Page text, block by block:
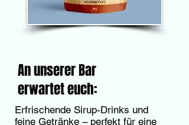
An unserer Bar
erwartet euch:
Erfrischende Sirup-Drinks und
feine Getränke – perfekt für eine